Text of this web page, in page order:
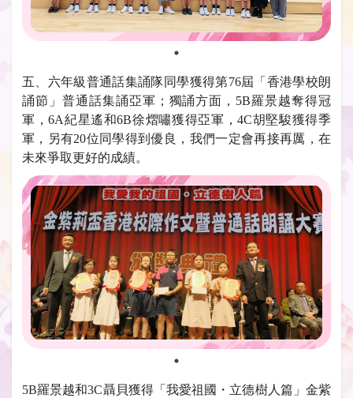
五、六年級普通話集誦隊同學獲得第76屆「香港學校朗
誦節」普通話集誦亞軍；獨誦方面，5B羅景越奪得冠
軍，6A紀星遙和6B徐熠嘯獲得亞軍，4C胡堅駿獲得季
軍，另有20位同學得到優良，我們一定會再接再厲，在
未來爭取更好的成績。
5B羅景越和3C聶貝獲得「我愛祖國・立德樹人篇」金紫